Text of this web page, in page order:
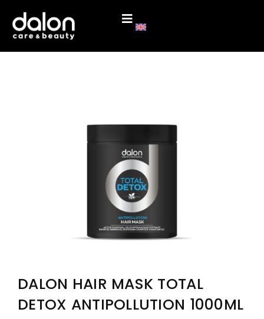
DALON HAIR MASK TOTAL
DETOX ANTIPOLLUTION 1000ML